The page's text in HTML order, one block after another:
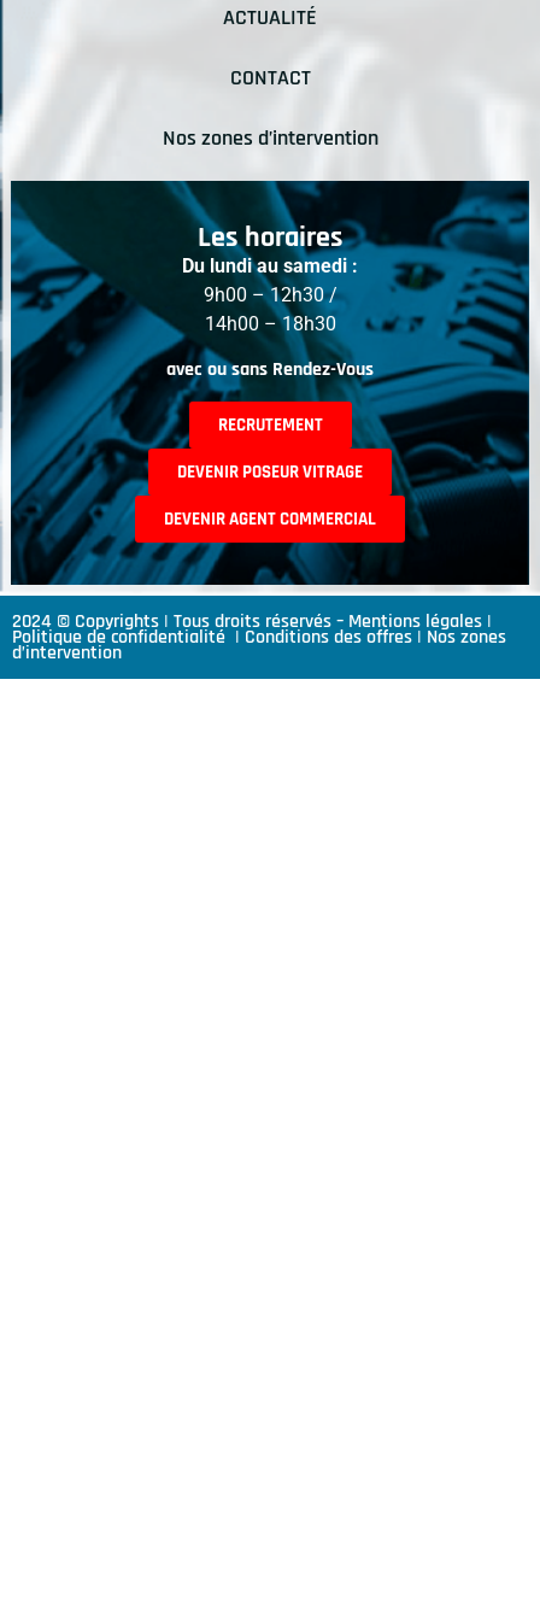
ACTUALITÉ
CONTACT
Nos zones d’intervention
Les horaires
Du lundi au samedi :
9h00 – 12h30 /
14h00 – 18h30
avec ou sans Rendez-Vous
RECRUTEMENT
DEVENIR POSEUR VITRAGE
DEVENIR AGENT COMMERCIAL
2024 © Copyrights | Tous droits réservés – Mentions légales |
Politique de confidentialité | Conditions des offres | Nos zones
d’intervention